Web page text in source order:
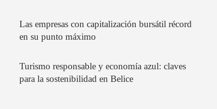
Las empresas con capitalización bursátil récord
en su punto máximo
Turismo responsable y economía azul: claves
para la sostenibilidad en Belice